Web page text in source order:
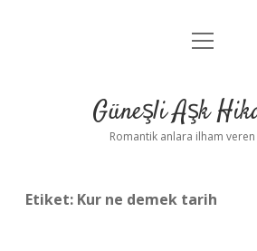
Anasayfa
Yasal Uyarı
menüyü
Güneşli Aşk
Romantik anlara ilham
Etiket: Kur ne demek tarih